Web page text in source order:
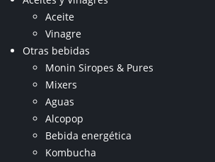
Aceite
Vinagre
Otras bebidas
Monin Siropes & Pures
Mixers
Aguas
Alcopop
Bebida energética
Kombucha